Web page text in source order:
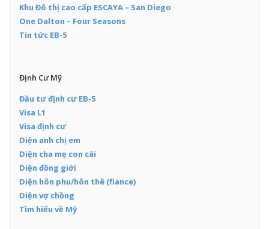
Khu Đô thị cao cấp ESCAYA – San Diego
One Dalton – Four Seasons
Tin tức EB-5
Định Cư Mỹ
Đầu tư định cư EB-5
Visa L1
Visa định cư
Diện anh chị em
Diện cha mẹ con cái
Diện đồng giới
Diện hôn phu/hôn thê (fiance)
Diện vợ chồng
Tìm hiểu về Mỹ